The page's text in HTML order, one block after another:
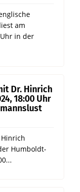
am
in der
Dr. Hinrich
18:00 Uhr
Humboldt-